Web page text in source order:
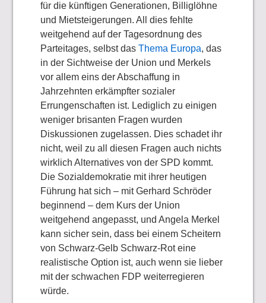
für die künftigen Generationen, Billiglöhne
und Mietsteigerungen. All dies fehlte
weitgehend auf der Tagesordnung des
Parteitages, selbst dasThema Europa, das
in der Sichtweise der Union und Merkels
vor allem eins der Abschaffung in
Jahrzehnten erkämpfter sozialer
Errungenschaften ist. Lediglich zu einigen
weniger brisanten Fragen wurden
Diskussionen zugelassen. Dies schadet ihr
nicht, weil zu all diesen Fragen auch nichts
wirklich Alternatives von der SPD kommt.
Die Sozialdemokratie mit ihrer heutigen
Führung hat sich – mit Gerhard Schröder
beginnend – dem Kurs der Union
weitgehend angepasst, und Angela Merkel
kann sicher sein, dass bei einem Scheitern
von Schwarz-Gelb Schwarz-Rot eine
realistische Option ist, auch wenn sie lieber
mit der schwachen FDP weiterregieren
würde.